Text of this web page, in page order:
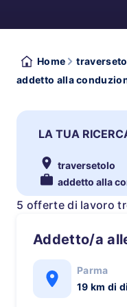
Home
addetto alla
LA TUA
traversetolo
addetto alla
5 offerte di lavoro
Addetto/a
Parma
19 km di